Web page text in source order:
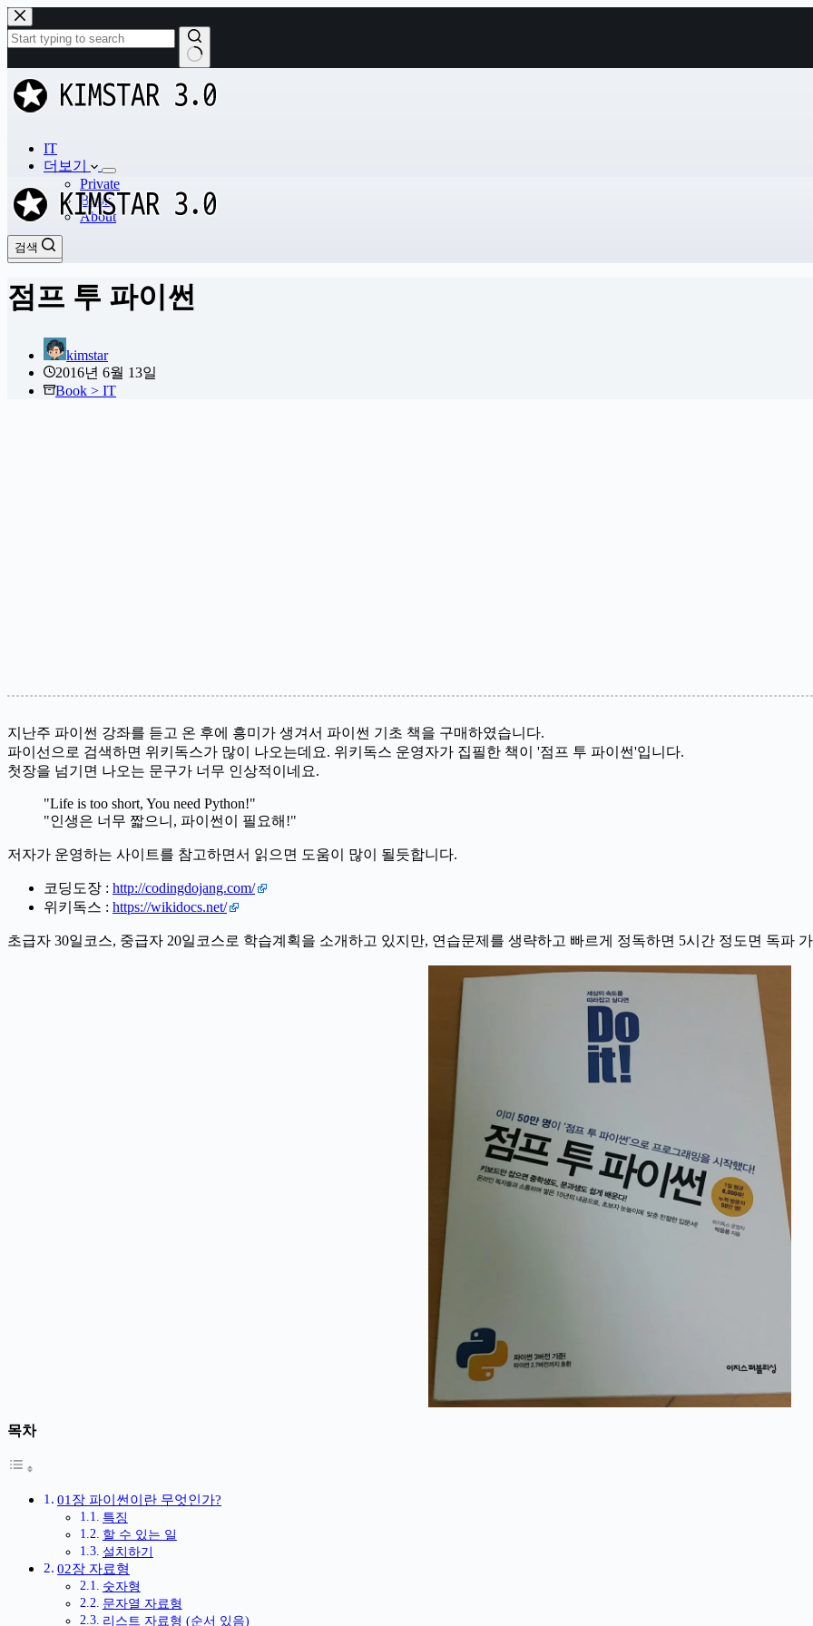
본
문
으
로
건
너
과
없
IT
더보기
Private
Book
About
검색
검색
점프 투 파이썬
kimstar
2016년 6월 13일
Book > IT
지난주 파이썬 강좌를 듣고 온 후에 흥미가 생겨서 파이썬 기초 책을 구매하였습니다.
파이선으로 검색하면 위키독스가 많이 나오는데요. 위키독스 운영자가 집필한 책이 '점프 투 파이썬'입니다.
첫장을 넘기면 나오는 문구가 너무 인상적이네요.
"Life is too short, You need Python!"
"인생은 너무 짧으니, 파이썬이 필요해!"
저자가 운영하는 사이트를 참고하면서 읽으면 도움이 많이 될듯합니다.
코딩도장 : http://codingdojang.com/
위키독스 : https://wikidocs.net/
초급자 30일코스, 중급자 20일코스로 학습계획을 소개하고 있지만, 연습문제를 생략하고 빠르게 정독하면 5시간 정도면 독파
목차
01장 파이썬이란 무엇인가?
특징
할 수 있는 일
설치하기
02장 자료형
숫자형
문자열 자료형
리스트 자료형 (순서 있음)